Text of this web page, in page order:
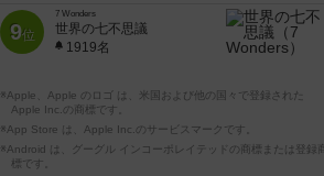
9位
7 Wonders
世界の七不思議
1919名
※Apple、Apple のロゴ は、米国および他の国々で登録された
Apple Inc.の商標です。
※App Store は、Apple Inc.のサービスマークです。
※Android は、グーグル インコーポレイテッドの商標または登録商
標です。